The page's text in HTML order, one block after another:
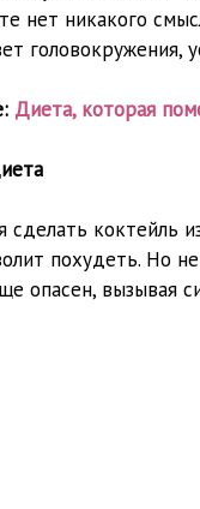
нет никакого
головокружения,
Диета, которая
сделать коктейль
похудеть. Но
опасен, вызывая